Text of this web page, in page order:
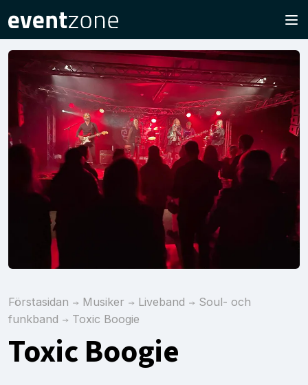
Förstasidan Musiker Liveband
Soul- och
funkband
Toxic Boogie
Toxic Boogie